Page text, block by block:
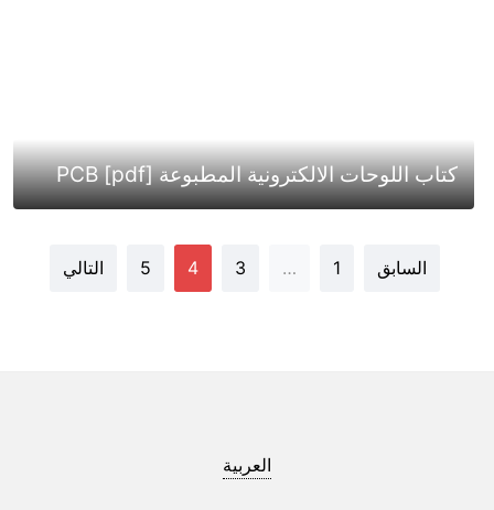
كتاب اللوحات الالكترونية المطبوعة PCB [pdf]
السابق 1
…
3
4
5 التالي
العربية